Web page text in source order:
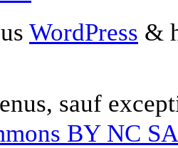
WordPress &
sauf
BY NC SA